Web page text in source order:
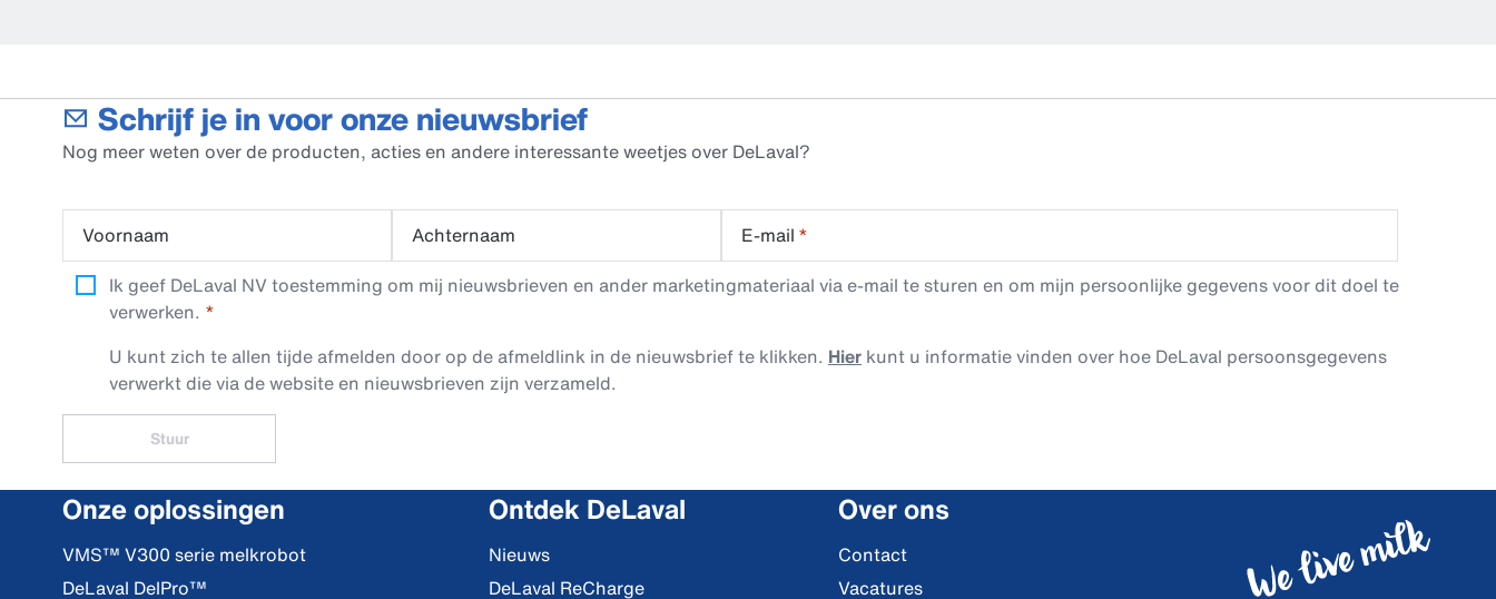
Schrijf je in voor onze nieuwsbrief
Nog meer weten over de producten, acties en andere interessante weetjes over DeLaval?
Voornaam Achternaam E-mail *
Ik geef DeLaval NV toestemming om mij nieuwsbrieven en ander marketingmateriaal via e-mail te sturen en om mijn persoonlijke gegevens voor dit doel te
verwerken.
U kunt zich te allen tijde afmelden door op de afmeldlink in de nieuwsbrief te klikken. Hier kunt u informatie vinden over hoe DeLaval persoonsgegevens
verwerkt die via de website en nieuwsbrieven zijn verzameld.
Stuur
Onze oplossingen
VMS™ V300 serie melkrobot
DeLaval DelPro™
Ontdek DeLaval
Nieuws
DeLaval ReCharge
Over ons
Contact
Vacatures